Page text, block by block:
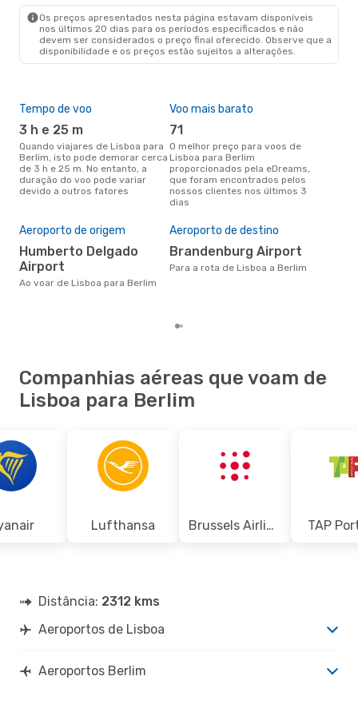
Os preços apresentados nesta página estavam disponíveis
nos últimos 20 dias para os períodos especificados e não
devem ser considerados o preço final oferecido. Observe que a
disponibilidade e os preços estão sujeitos a alterações.
Tempo de voo
3 h e 25 m
Quando viajares de Lisboa para
Berlim, isto pode demorar cerca
de 3 h e 25 m. No entanto, a
duração do voo pode variar
devido a outros fatores
Voo mais barato
71
O melhor preço para voos de
Lisboa para Berlim
proporcionados pela eDreams,
que foram encontrados pelos
nossos clientes nos últimos 3
dias
Aeroporto de origem
Humberto Delgado
Airport
Ao voar de Lisboa para Berlim
Aeroporto de destino
Brandenburg Airport
Para a rota de Lisboa a Berlim
Companhias aéreas que voam de
Lisboa para Berlim
Lufthansa Brussels Airlines TAP
Distância: 2312 kms
Aeroportos de Lisboa
Aeroportos Berlim